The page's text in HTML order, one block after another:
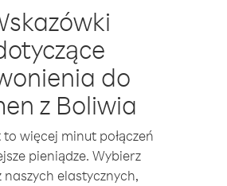
do
z Boliwia
więcej minut połączeń
pieniądze. Wybierz
naszych elastycznych,